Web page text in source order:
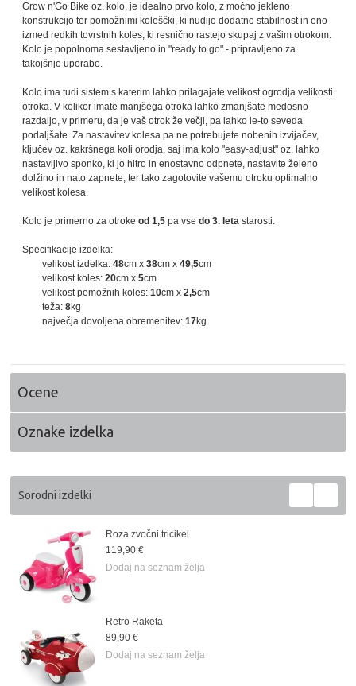
Grow n'Go Bike oz. kolo, je idealno prvo kolo, z močno jekleno
konstrukcijo ter pomožnimi koleščki, ki nudijo dodatno stabilnost in eno
izmed redkih tovrstnih koles, ki resnično rastejo skupaj z vašim otrokom.
Kolo je popolnoma sestavljeno in "ready to go" - pripravljeno za
takojšnjo uporabo.
Kolo ima tudi sistem s katerim lahko prilagajate velikost ogrodja velikosti
otroka. V kolikor imate manjšega otroka lahko zmanjšate medosno
razdaljo, v primeru, da je vaš otrok že večji, pa lahko le-to seveda
podaljšate. Za nastavitev kolesa pa ne potrebujete nobenih izvijačev,
ključev oz. kakršnega koli orodja, saj ima kolo "easy-adjust" oz. lahko
nastavljivo sponko, ki jo hitro in enostavno odpnete, nastavite želeno
dolžino in nato zapnete, ter tako zagotovite vašemu otroku optimalno
velikost kolesa.
Kolo je primerno za otrokeod 1,5 pa vsedo 3. leta starosti.
Specifikacije izdelka:
velikost izdelka:48cm x38cm x49,5cm
velikost koles:20cm x5cm
velikost pomožnih koles:10cm x2,5cm
teža:8kg
največja dovoljena obremenitev:17kg
Ocene
Oznake izdelka
Sorodni izdelki
Roza zvočni tricikel
119,90 €
Dodaj na seznam želja
Retro Raketa
89,90 €
Dodaj na seznam želja